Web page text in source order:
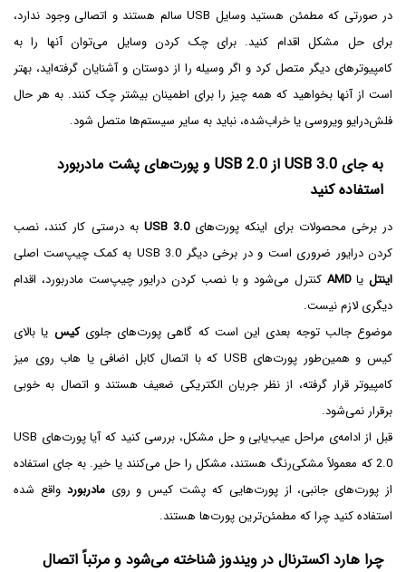
در صورتی که مطمئن هستید وسایل USB سالم هستند و اتصالی وجود ندارد،
برای حل مشکل اقدام کنید. برای چک کردن وسایل می‌توان آنها را به
کامپیوترهای دیگر متصل کرد و اگر وسیله را از دوستان و آشنایان گرفته‌اید، بهتر
است از آنها بخواهید که همه چیز را برای اطمینان بیشتر چک کنند. به هر حال
فلش‌درایو ویروسی یا خراب‌شده، نباید به سایر سیستم‌ها متصل شود.
به جای USB 3.0 از USB 2.0 و پورت‌های پشت مادربورد
استفاده کنید
در برخی محصولات برای اینکه پورت‌هایUSB 3.0 به درستی کار کنند، نصب
کردن درایور ضروری است و در برخی دیگر USB 3.0 به کمک چیپ‌ست اصلی
اینتل یاAMD کنترل می‌شود و با نصب کردن درایور چیپ‌ست مادربورد، اقدام
دیگری لازم نیست.
موضوع جالب توجه بعدی این است که گاهی پورت‌های جلویکیس یا بالای
کیس و همین‌طور پورت‌های USB که با اتصال کابل اضافی یا هاب‌ روی میز
کامپیوتر قرار گرفته، از نظر جریان الکتریکی ضعیف هستند و اتصال به خوبی
برقرار نمی‌شود.
قبل از ادامه‌ی مراحل عیب‌یابی و حل مشکل، بررسی کنید که آیا پورت‌های USB
2.0 که معمولاً مشکی‌رنگ هستند، مشکل را حل می‌کنند یا خیر. به جای استفاده
از پورت‌های جانبی، از پورت‌هایی که پشت کیس و رویمادربورد واقع شده
استفاده کنید چرا که مطمئن‌ترین پورت‌ها هستند.
چرا هارد اکسترنال در ویندوز شناخته می‌شود و مرتباً اتصال